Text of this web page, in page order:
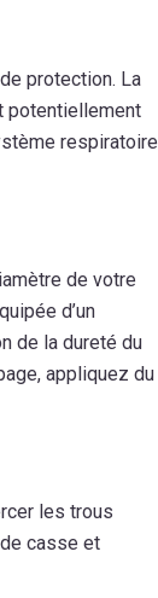
protection. La
potentiellement
respiratoire
de votre
d’un
de la dureté du
appliquez du
les trous
casse et